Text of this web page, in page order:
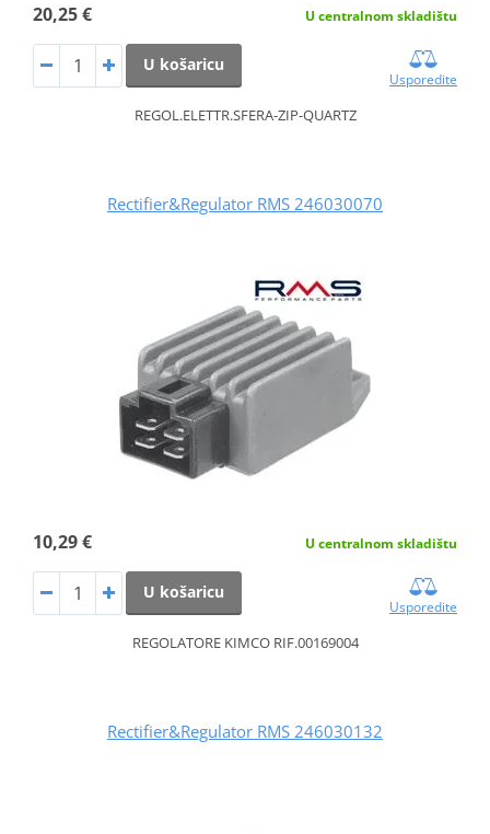
20,25 € U centralnom skladištu
U košaricu
Usporedite
REGOL.ELETTR.SFERA-ZIP-QUARTZ
Rectifier&Regulator RMS 246030070
10,29 € U centralnom skladištu
U košaricu
Usporedite
REGOLATORE KIMCO RIF.00169004
Rectifier&Regulator RMS 246030132